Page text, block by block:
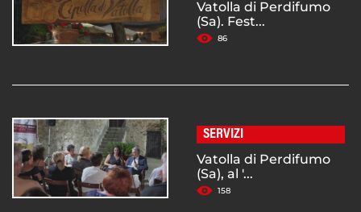
Vatolla di Perdifumo
(Sa). Fest...
86
SERVIZI
Vatolla di Perdifumo
(Sa), al '...
158